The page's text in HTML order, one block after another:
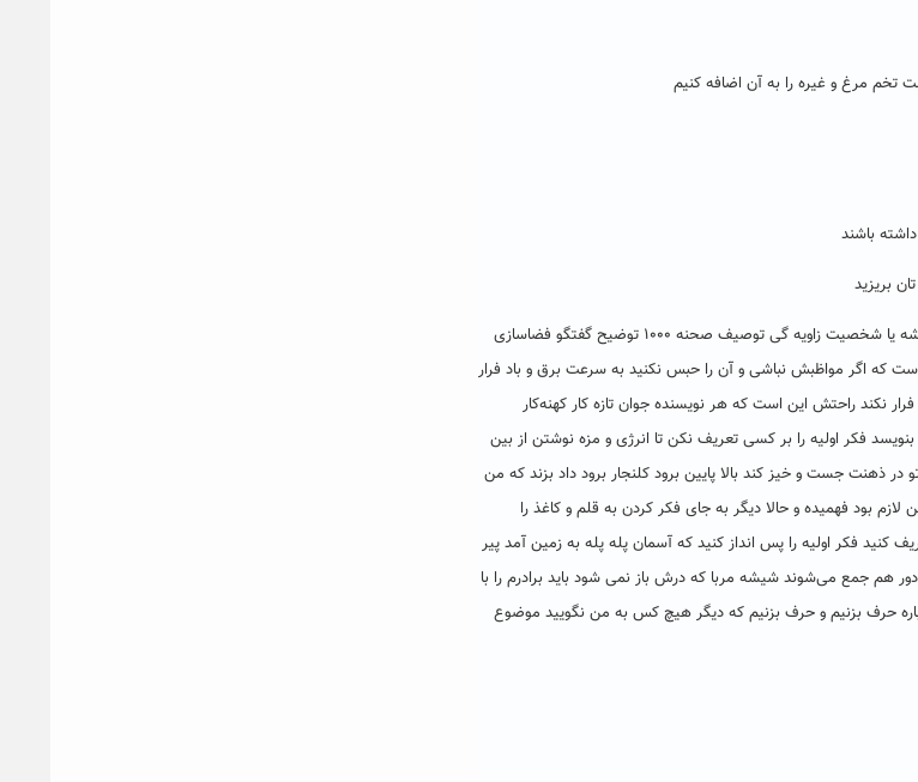
تخم مرغ و غیره را به آن اضافه کنیم
باشند
بریزید
کارگاه داستان نویسی ۳ از چیزهایی که قرار است در این کارگاه یاد بگیریم فکر اولیه طرح و نقشه یا شخصیت زاویه گی توصیف صحنه ۱۰۰۰ توضیح گفتگو فضاسازی
که اگر مواظبش نباشی و آن را حبس نکنید به سرعت برق و باد فرار
نکند راحتش این است که هر نویسنده جوان تازه کار کهنه‌کار
فکر اولیه را بر کسی تعریف نکن تا انرژی و مزه نوشتن از بین
در ذهنت جست و خیز کند بالا پایین برود کلنجار برود داد بزند که من
بود فهمیده و حالا دیگر به جای فکر کردن به قلم و کاغذ را
کنید فکر اولیه را پس انداز کنید که آسمان پله پله به زمین آمد پیر
جمع می‌شوند شیشه مربا که درش باز نمی شود باید برادرم را با
حرف بزنیم و حرف بزنیم که دیگر هیچ کس به من نگویید موضوع